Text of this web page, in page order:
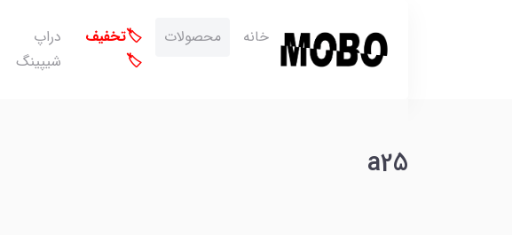
خانه محصولات
🏷️تخفیف
🏷️
دراپ
شیپینگ
a25